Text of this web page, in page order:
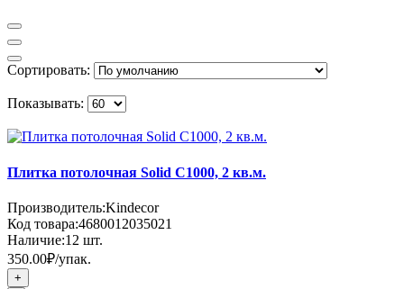
Сортировать:
Показывать:
Плитка потолочная Solid C1000, 2 кв.м.
Производитель:Kindecor
Код товара:4680012035021
Наличие:12 шт.
350.00₽/упак.
+